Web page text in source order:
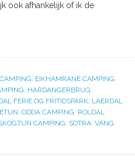
ook afhankelijk of ik de
, EIKHAMRANE CAMPING,
, HARDANGERBRUG,
FERIE OG FRITIDSPARK, LAERDAL
, ODDA CAMPING, ROLDAL
CAMPING, SOTRA, VANG